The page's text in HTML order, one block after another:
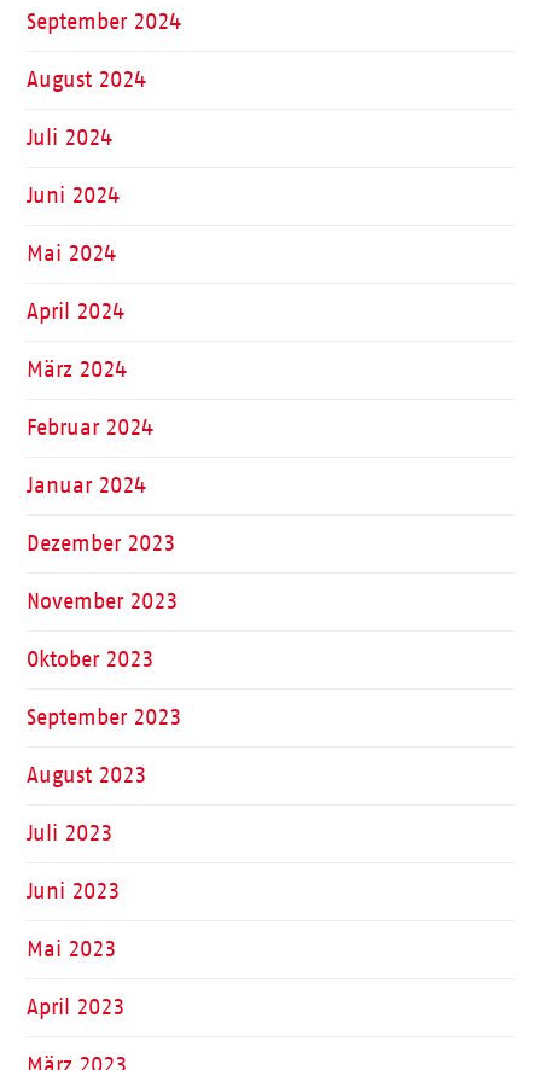
September 2024
August 2024
Juli 2024
Juni 2024
Mai 2024
April 2024
März 2024
Februar 2024
Januar 2024
Dezember 2023
November 2023
Oktober 2023
September 2023
August 2023
Juli 2023
Juni 2023
Mai 2023
April 2023
März 2023